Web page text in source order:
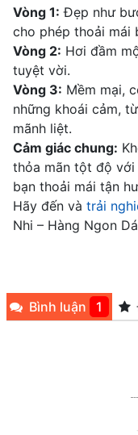
Vòng 1: Đẹp như
cho phép thoải mái
Vòng 2: Hơi đầm
tuyệt vời.
Vòng 3: Mềm mại,
những khoái cảm,
mãnh liệt.
Cảm giác chung:
thỏa mãn tột độ với
bạn thoải mái tận
Hãy đến và trải
Nhi – Hàng Ngon
Bình luận 1